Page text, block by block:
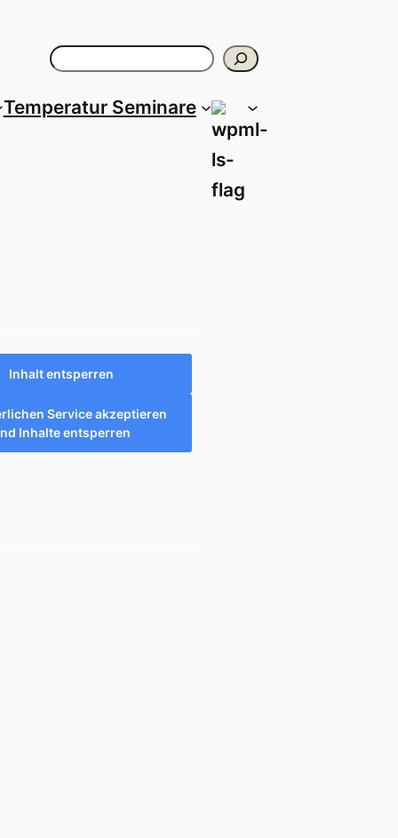
Suchen
Temperatur Seminare
Inhalt entsperren
Service akzeptieren
Inhalte entsperren